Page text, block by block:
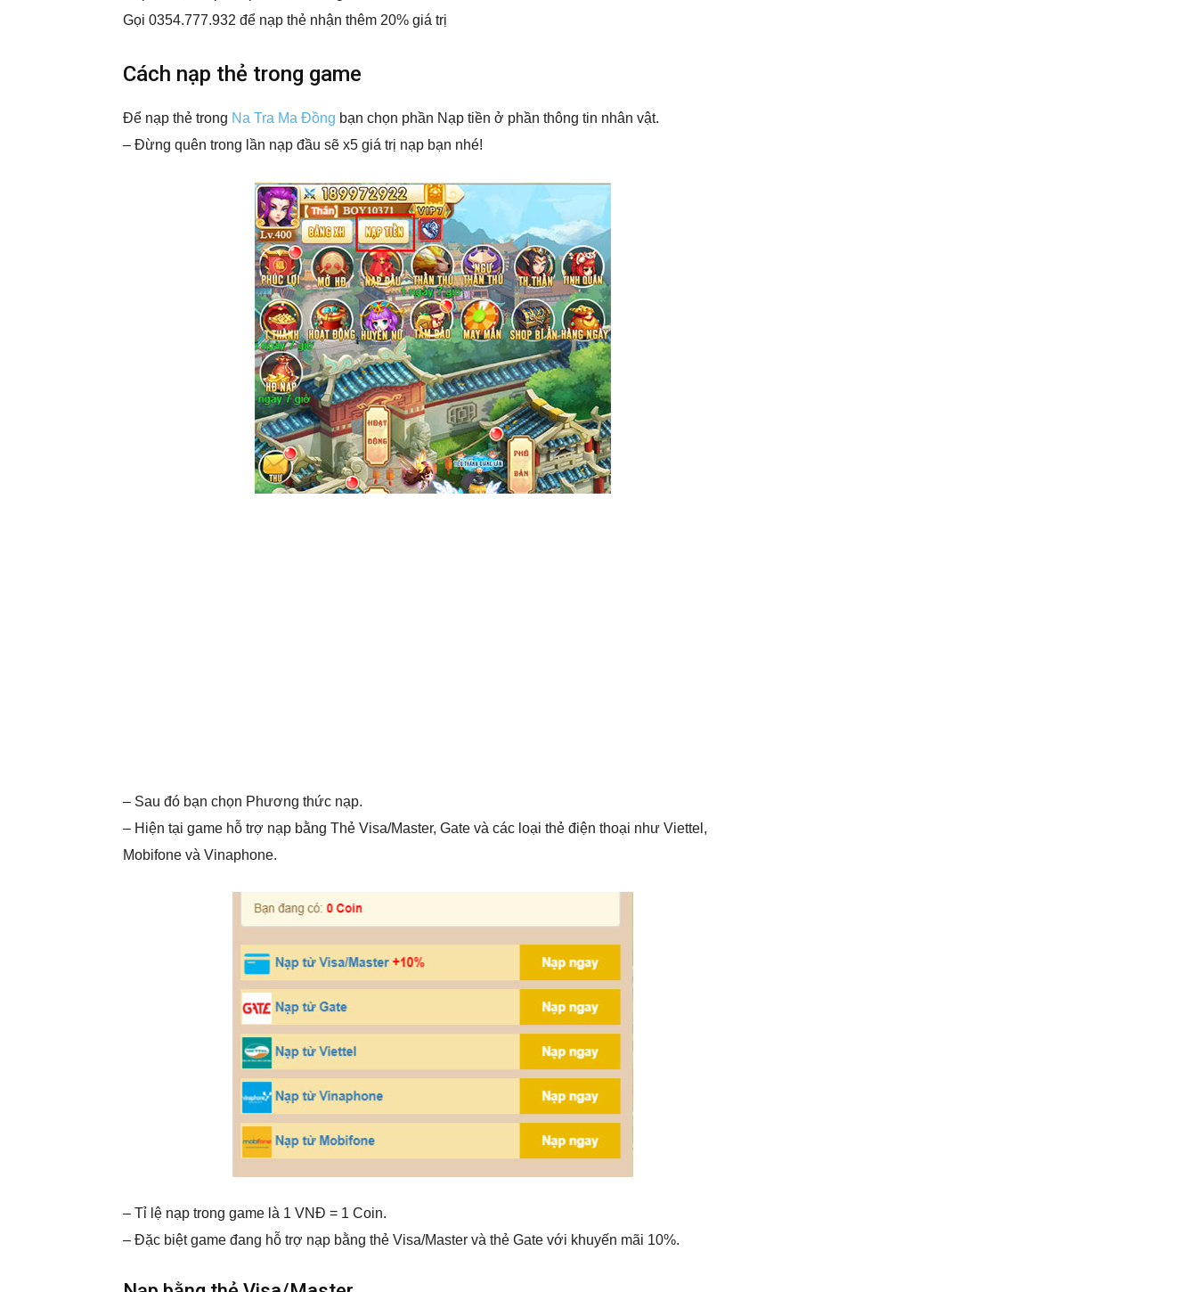
Gọi 0354.777.932 để nạp thẻ nhận thêm 20% giá trị
Cách nạp thẻ trong game
Để nạp thẻ trong Na Tra Ma Đồng bạn chọn phần Nạp tiền ở phần thông tin nhân vật.
– Đừng quên trong lần nạp đầu sẽ x5 giá trị nạp bạn nhé!
– Sau đó bạn chọn Phương thức nạp.
– Hiện tại game hỗ trợ nạp bằng Thẻ Visa/Master, Gate và các loại thẻ điện thoại như Viettel,
Mobifone và Vinaphone.
– Tỉ lệ nạp trong game là 1 VNĐ = 1 Coin.
– Đặc biệt game đang hỗ trợ nạp bằng thẻ Visa/Master và thẻ Gate với khuyến mãi 10%.